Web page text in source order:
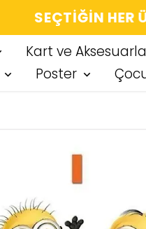
SEÇTIĞIN HER
Kart ve
Poster